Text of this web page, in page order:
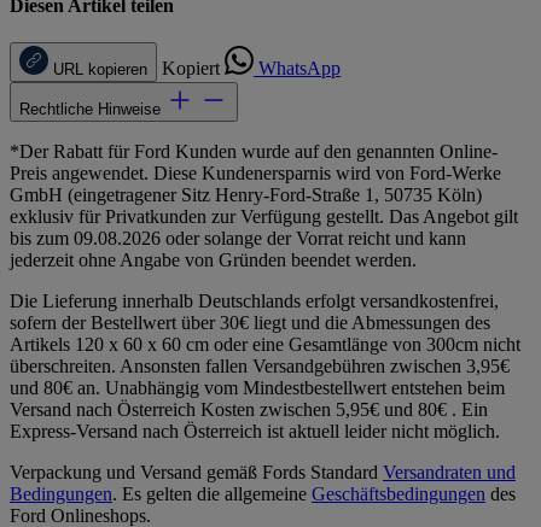
Diesen Artikel teilen
URL kopieren Kopiert WhatsApp
Rechtliche Hinweise
*Der Rabatt für Ford Kunden wurde auf den genannten Online-
Preis angewendet. Diese Kundenersparnis wird von Ford-Werke
GmbH (eingetragener Sitz Henry-Ford-Straße 1, 50735 Köln)
exklusiv für Privatkunden zur Verfügung gestellt. Das Angebot gilt
bis zum 09.08.2026 oder solange der Vorrat reicht und kann
jederzeit ohne Angabe von Gründen beendet werden.
Die Lieferung innerhalb Deutschlands erfolgt versandkostenfrei,
sofern der Bestellwert über 30€ liegt und die Abmessungen des
Artikels 120 x 60 x 60 cm oder eine Gesamtlänge von 300cm nicht
überschreiten. Ansonsten fallen Versandgebühren zwischen 3,95€
und 80€ an. Unabhängig vom Mindestbestellwert entstehen beim
Versand nach Österreich Kosten zwischen 5,95€ und 80€ . Ein
Express-Versand nach Österreich ist aktuell leider nicht möglich.
Verpackung und Versand gemäß Fords Standard Versandraten und
Bedingungen. Es gelten die allgemeine Geschäftsbedingungen des
Ford Onlineshops.